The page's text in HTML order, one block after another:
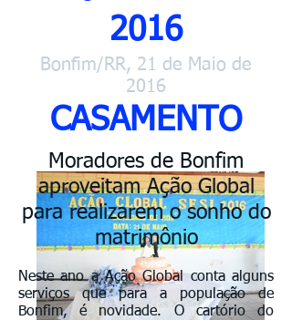
2016
Bonfim/RR, 21 de Maio de
2016
CASAMENTO
Moradores de Bonfim
aproveitam Ação Global
para realizarem o sonho do
matrimônio
Neste ano a Ação Global conta alguns
serviços que para a população de
Bonfim, é novidade. O cartório do